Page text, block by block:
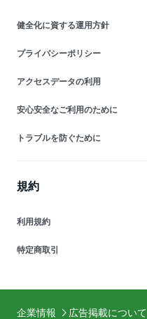
健全化に資する運用方針
プライバシーポリシー
アクセスデータの利用
安心安全なご利用のために
トラブルを防ぐために
規約
利用規約
特定商取引
企業情報 広告掲載について